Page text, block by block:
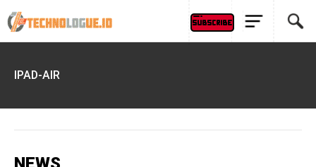
IPAD-AIR